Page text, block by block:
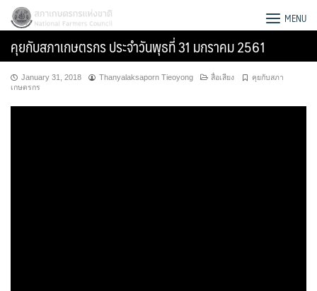
Skip
content
สภาเกษตรกรแห่งชาติ MENU
คุยกับสภาเกษตรกร ประจำวันพุธที่ 31 มกราคม 2561
January 31, 2018 Thanyalaksaporn Tieoyong สื่อเสียง
คุยกับสภา
เกษตรกร